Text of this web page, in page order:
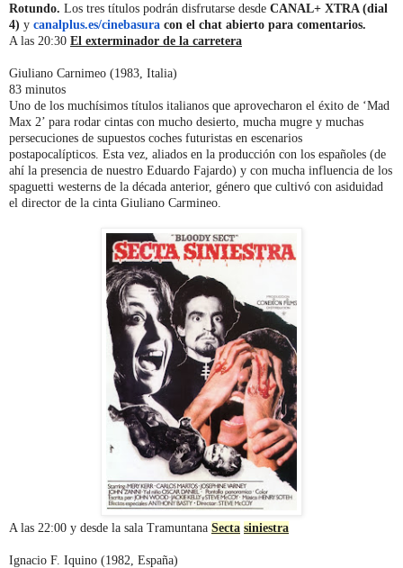
Rotundo. Los tres títulos podrán disfrutarse desde CANAL+ XTRA (dial
4) y canalplus.es/cinebasura con el chat abierto para comentarios.
A las 20:30 El exterminador de la carretera
Giuliano Carnimeo (1983, Italia)
83 minutos
Uno de los muchísimos títulos italianos que aprovecharon el éxito de ‘Mad
Max 2’ para rodar cintas con mucho desierto, mucha mugre y muchas
persecuciones de supuestos coches futuristas en escenarios
postapocalípticos. Esta vez, aliados en la producción con los españoles (de
ahí la presencia de nuestro Eduardo Fajardo) y con mucha influencia de los
spaguetti westerns de la década anterior, género que cultivó con asiduidad
el director de la cinta Giuliano Carmineo.
A las 22:00 y desde la sala Tramuntana Secta siniestra
Ignacio F. Iquino (1982, España)